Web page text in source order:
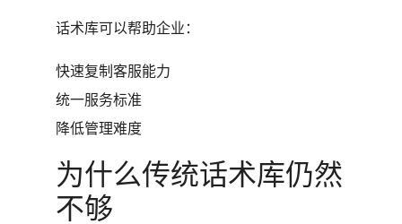
话术库可以帮助企业：
快速复制客服能力
统一服务标准
降低管理难度
为什么传统话术库仍然
不够